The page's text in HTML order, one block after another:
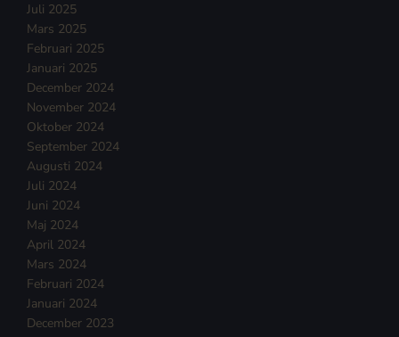
Juli 2025
Mars 2025
Februari 2025
Januari 2025
December 2024
November 2024
Oktober 2024
September 2024
Augusti 2024
Juli 2024
Juni 2024
Maj 2024
April 2024
Mars 2024
Februari 2024
Januari 2024
December 2023